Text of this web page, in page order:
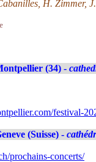
H. Zimmer,
(34) -
festival-
(Suisse) -
prochains-concerts/